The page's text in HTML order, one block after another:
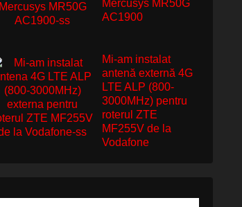
Mercusys MR50G
AC1900
Mi-am instalat
antenă externă 4G
LTE ALP (800-
3000MHz) pentru
roterul ZTE
MF255V de la
Vodafone